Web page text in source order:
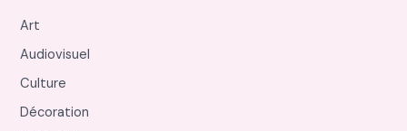
Art
Audiovisuel
Culture
Décoration